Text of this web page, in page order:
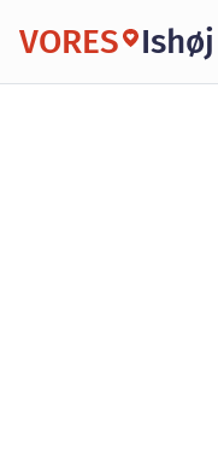
VORES Ishøj